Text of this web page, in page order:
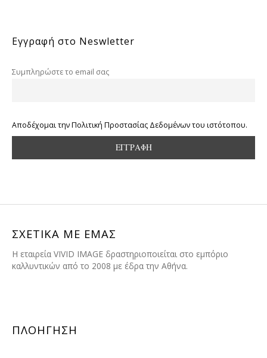
Εγγραφή στο Neswletter
Συμπληρώστε το email σας
Αποδέχομαι την Πολιτική Προστασίας Δεδομένων του ιστότοπου.
ΣΧΕΤΙΚΑ ΜΕ ΕΜΑΣ
H εταιρεία VIVID IMAGE δραστηριοποιείται στο εμπόριο
καλλυντικών από το 2008 με έδρα την Αθήνα.
ΠΛΟΗΓΗΣΗ